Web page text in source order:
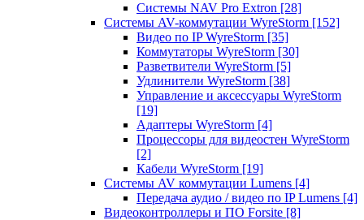
Системы NAV Pro Extron [28]
Системы AV-коммутации WyreStorm [152]
Видео по IP WyreStorm [35]
Коммутаторы WyreStorm [30]
Разветвители WyreStorm [5]
Удлинители WyreStorm [38]
Управление и аксессуары WyreStorm
[19]
Адаптеры WyreStorm [4]
Процессоры для видеостен WyreStorm
[2]
Кабели WyreStorm [19]
Системы AV коммутации Lumens [4]
Передача аудио / видео по IP Lumens [4]
Видеоконтроллеры и ПО Forsite [8]